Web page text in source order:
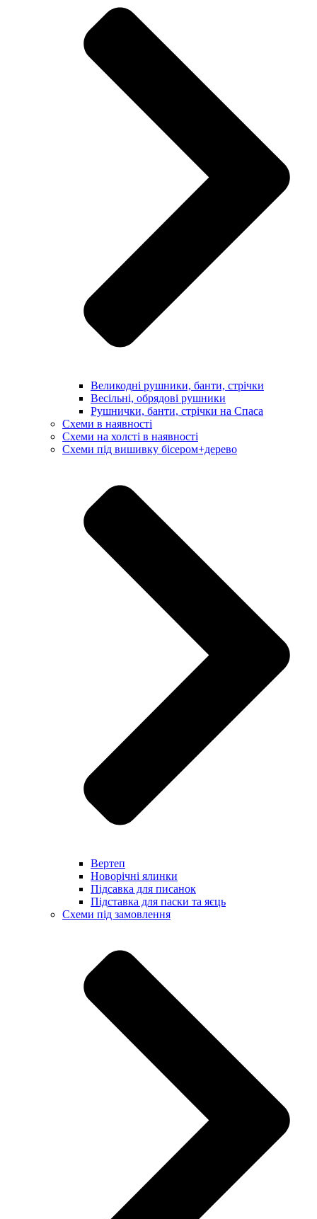
Великодні рушники, банти, стрічки
Весільні, обрядові рушники
Рушнички, банти, стрічки на Спаса
Схеми в наявності
Схеми на холсті в наявності
Схеми під вишивку бісером+дерево
Вертеп
Новорічні ялинки
Підсавка для писанок
Підставка для паски та яєць
Схеми під замовлення